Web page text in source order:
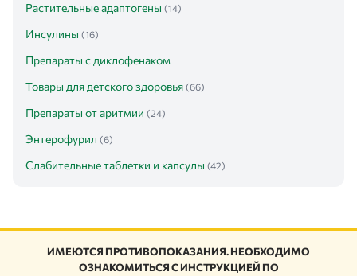
Растительные адаптогены (14)
Инсулины (16)
Препараты с диклофенаком
Товары для детского здоровья (66)
Препараты от аритмии (24)
Энтерофурил (6)
Слабительные таблетки и капсулы (42)
ИМЕЮТСЯ ПРОТИВОПОКАЗАНИЯ. НЕОБХОДИМО
ОЗНАКОМИТЬСЯ С ИНСТРУКЦИЕЙ ПО